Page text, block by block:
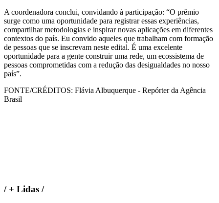
A coordenadora conclui, convidando à participação: “O prêmio
surge como uma oportunidade para registrar essas experiências,
compartilhar metodologias e inspirar novas aplicações em diferentes
contextos do país. Eu convido aqueles que trabalham com formação
de pessoas que se inscrevam neste edital. É uma excelente
oportunidade para a gente construir uma rede, um ecossistema de
pessoas comprometidas com a redução das desigualdades no nosso
país”.
FONTE/CRÉDITOS: Flávia Albuquerque - Repórter da Agência
Brasil
/+ Lidas /